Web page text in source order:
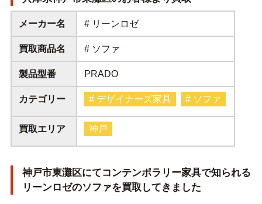
メーカー名 # リーンロゼ
買取商品名 # ソファ
製品型番 PRADO
カテゴリー # デザイナーズ家具 # ソファ
買取エリア 神戸
神戸市東灘区にてコンテンポラリー家具で知られる
リーンロゼのソファを買取してきました